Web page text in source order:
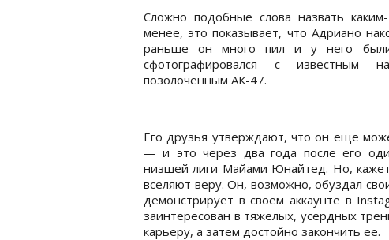
Сложно подобные слова назвать
менее, это показывает, что Адриано
раньше он много пил и у него
сфотографировался с известным
позолоченным АК-47.
Его друзья утверждают, что он еще
— и это через два года после его
низшей лиги Майами Юнайтед. Но,
вселяют веру. Он, возможно, обуздал
демонстрирует в своем аккаунте в
заинтересован в тяжелых, усердных
карьеру, а затем достойно закончить ее.